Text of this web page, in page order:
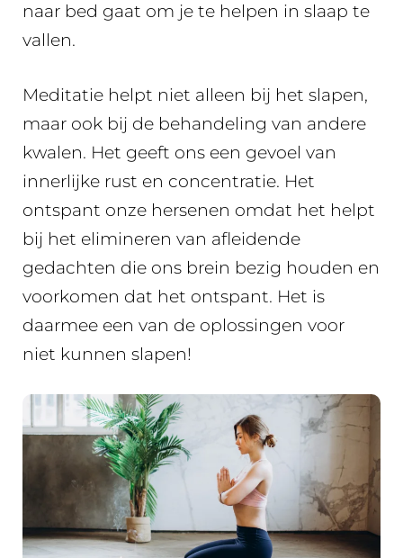
naar bed gaat om je te helpen in slaap te
vallen.
Meditatie helpt niet alleen bij het slapen,
maar ook bij de behandeling van andere
kwalen. Het geeft ons een gevoel van
innerlijke rust en concentratie. Het
ontspant onze hersenen omdat het helpt
bij het elimineren van afleidende
gedachten die ons brein bezig houden en
voorkomen dat het ontspant. Het is
daarmee een van de oplossingen voor
niet kunnen slapen!